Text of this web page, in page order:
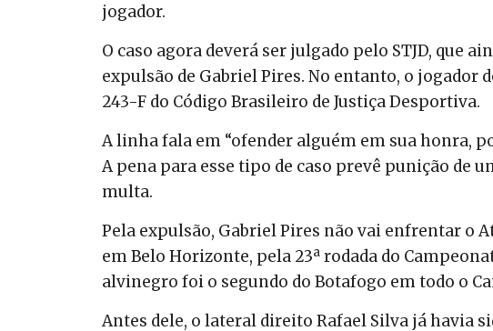
jogador.
O caso agora deverá ser julgado pelo STJD, que
expulsão de Gabriel Pires. No entanto, o jogador
243-F do Código Brasileiro de Justiça Desportiva.
A linha fala em “ofender alguém em sua honra,
A pena para esse tipo de caso prevê punição de
multa.
Pela expulsão, Gabriel Pires não vai enfrentar o
em Belo Horizonte, pela 23ª rodada do
alvinegro foi o segundo do Botafogo em todo o
Antes dele, o lateral direito Rafael Silva já havia